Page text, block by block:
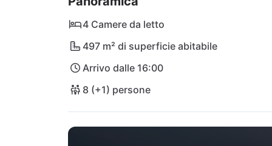
anche bellissime spiagge naturali e baie
per raggiungere l'isola di Levan. Potete
di Pola dista solo 13 km, quindi non
arrivo e partenza.
4 Camere da letto
497 m² di superficie abitabile
Arrivo dalle 16:00
8 (+1) persone